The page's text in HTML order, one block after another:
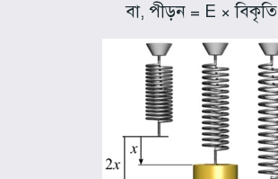
বা, পীড়ন = E × বিকৃতি